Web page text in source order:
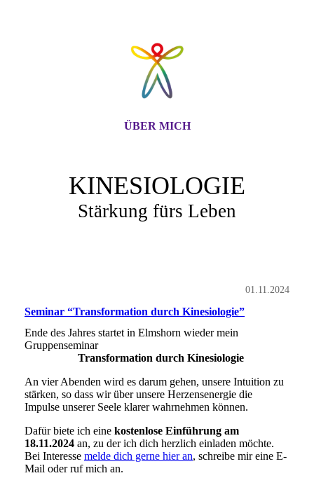
ÜBER MICH
KINESIOLOGIE
Stärkung fürs Leben
01.11.2024
Seminar “Transformation durch Kinesiologie”
Ende des Jahres startet in Elmshorn wieder mein
Gruppenseminar
Transformation durch Kinesiologie
An vier Abenden wird es darum gehen, unsere Intuition zu
stärken, so dass wir über unsere Herzensenergie die
Impulse unserer Seele klarer wahrnehmen können.
Dafür biete ich eine kostenlose Einführung am
18.11.2024 an, zu der ich dich herzlich einladen möchte.
Bei Interesse melde dich gerne hier an, schreibe mir eine E-
Mail oder ruf mich an.